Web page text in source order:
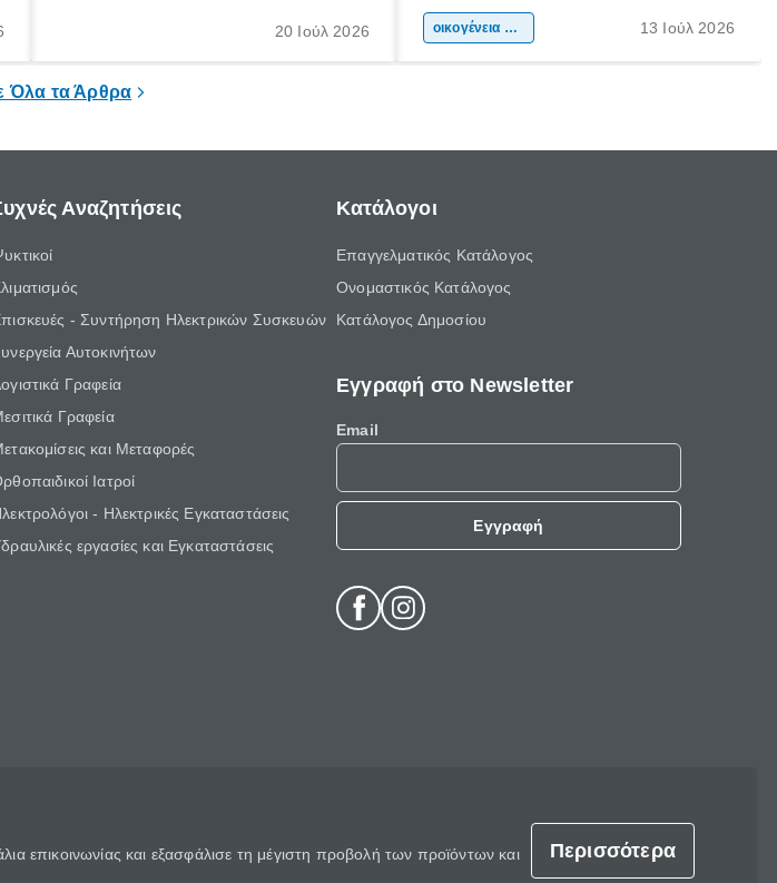
σημαντική περίοδος στη ζωή κάθε20 Ιούλ 2026
της προσωπικότητας, της κοινωνικότητας
οικογένεια & παιδί 13 Ιούλ 2026
Όλα τα Άρθρα
Αναζητήσεις
- Συντήρηση Ηλεκτρικών Συσκευών
Αυτοκινήτων
Γραφεία
Γραφεία
και Μεταφορές
Ιατροί
- Ηλεκτρικές Εγκαταστάσεις
εργασίες και Εγκαταστάσεις
Κατάλογοι
Επαγγελματικός Κατάλογος
Ονομαστικός Κατάλογος
Κατάλογος Δημοσίου
Εγγραφή στο Newsletter
Email
Εγγραφή
και εξασφάλισε τη μέγιστη προβολή των προϊόντων και
Περισσότερα